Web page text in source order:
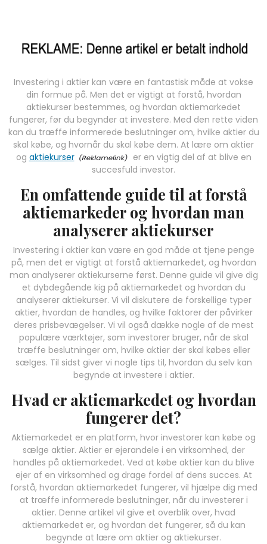
Investering i aktier kan være en fantastisk måde at vokse
din formue på. Men det er vigtigt at forstå, hvordan
aktiekurser bestemmes, og hvordan aktiemarkedet
fungerer, før du begynder at investere. Med den rette viden
kan du træffe informerede beslutninger om, hvilke aktier du
skal købe, og hvornår du skal købe dem. At lære om aktier
og aktiekurser
er en vigtig del af at blive en
succesfuld investor.
En omfattende guide til at forstå
aktiemarkeder og hvordan man
analyserer aktiekurser
Investering i aktier kan være en god måde at tjene penge
på, men det er vigtigt at forstå aktiemarkedet, og hvordan
man analyserer aktiekurserne først. Denne guide vil give dig
et dybdegående kig på aktiemarkedet og hvordan du
analyserer aktiekurser. Vi vil diskutere de forskellige typer
aktier, hvordan de handles, og hvilke faktorer der påvirker
deres prisbevægelser. Vi vil også dække nogle af de mest
populære værktøjer, som investorer bruger, når de skal
træffe beslutninger om, hvilke aktier der skal købes eller
sælges. Til sidst giver vi nogle tips til, hvordan du selv kan
begynde at investere i aktier.
Hvad er aktiemarkedet og hvordan
fungerer det?
Aktiemarkedet er en platform, hvor investorer kan købe og
sælge aktier. Aktier er ejerandele i en virksomhed, der
handles på aktiemarkedet. Ved at købe aktier kan du blive
ejer af en virksomhed og drage fordel af dens succes. At
forstå, hvordan aktiemarkedet fungerer, vil hjælpe dig med
at træffe informerede beslutninger, når du investerer i
aktier. Denne artikel vil give et overblik over, hvad
aktiemarkedet er, og hvordan det fungerer, så du kan
begynde at lære om aktier og aktiekurser.